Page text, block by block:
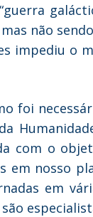
não
impediu o
foi
com o
em nosso
em